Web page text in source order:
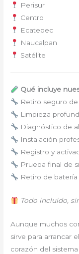
Perisur
Centro
Ecatepec
Naucalpan
Satélite
Qué incluye
Retiro seguro
Limpieza
Diagnóstico de
Instalación
Registro y
Prueba final de
Retiro de
Todo incluido,
Aunque muchos
sirve para arrancar
corazón del